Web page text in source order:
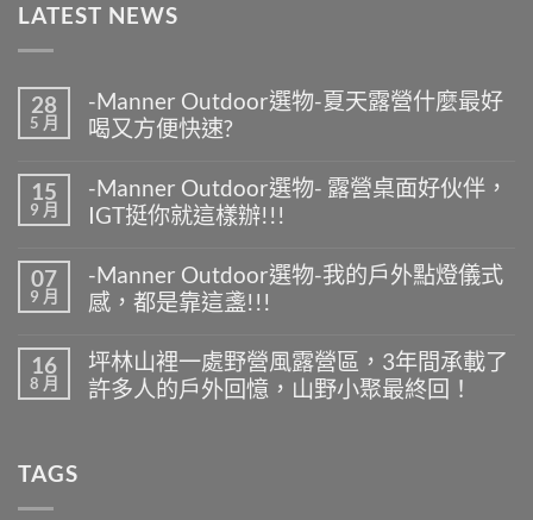
LATEST NEWS
28
5 月
-Manner Outdoor選物-夏天露營什麼最好
喝又方便快速?
〈-
Manner
Outdoor
夏
天
露
什
麼
最
好
無
留
言
15
9 月
-Manner Outdoor選物- 露營桌面好伙伴，
IGT挺你就這樣辦!!!
〈-
Manner
Outdoor
選
露
營
桌
無
留
言
07
9 月
-Manner Outdoor選物-我的戶外點燈儀式
感，都是靠這盞!!!
〈-
Manner
Outdoor
選
無
留
言
16
8 月
坪林山裡一處野營風露營區，3年間承載了
許多人的戶外回憶，山野小聚最終回！
TAGS